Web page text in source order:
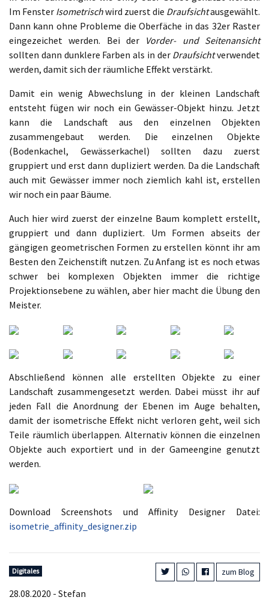
Im Fenster Isometrischwird zuerst die Draufsichtausgewählt.
Dann kann ohne Probleme die Oberfäche in das 32er Raster
eingezeichet werden. Bei der Vorder- und Seitenansicht
sollten dann dunklere Farben als in der Draufsichtverwendet
werden, damit sich der räumliche Effekt verstärkt.
Damit ein wenig Abwechslung in der kleinen Landschaft
entsteht fügen wir noch ein Gewässer-Objekt hinzu. Jetzt
kann die Landschaft aus den einzelnen Objekten
zusammengebaut werden. Die einzelnen Objekte
(Bodenkachel, Gewässerkachel) sollten dazu zuerst
gruppiert und erst dann dupliziert werden. Da die Landschaft
auch mit Gewässer immer noch ziemlich kahl ist, erstellen
wir noch ein paar Bäume.
Auch hier wird zuerst der einzelne Baum komplett erstellt,
gruppiert und dann dupliziert. Um Formen abseits der
gängigen geometrischen Formen zu erstellen könnt ihr am
Besten den Zeichenstift nutzen. Zu Anfang ist es noch etwas
schwer bei komplexen Objekten immer die richtige
Projektionsebene zu wählen, aber hier macht die Übung den
Meister.
Abschließend können alle erstellten Objekte zu einer
Landschaft zusammengesetzt werden. Dabei müsst ihr auf
jeden Fall die Anordnung der Ebenen im Auge behalten,
damit der isometrische Effekt nicht verloren geht, weil sich
Teile räumlich überlappen. Alternativ können die einzelnen
Objekte auch exportiert und in der Gameengine genutzt
werden.
Download Screenshots und Affinity Designer Datei:
isometrie_affinity_designer.zip
Digitales zum Blog
28.08.2020 - Stefan